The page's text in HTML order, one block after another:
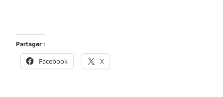
Partager :
Facebook X